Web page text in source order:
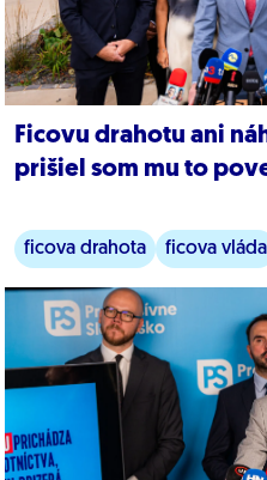
Ficovu drahotu ani
prišiel som mu to
ficova drahota
ficova vláda
verejné financie